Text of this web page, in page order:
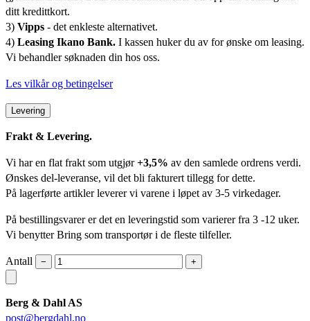
ditt kredittkort.
3) Vipps - det enkleste alternativet.
4) Leasing Ikano Bank. I kassen huker du av for ønske om leasing.
Vi behandler søknaden din hos oss.
Les vilkår og betingelser
Levering
Frakt & Levering.
Vi har en flat frakt som utgjør+3,5% av den samlede ordrens verdi.
Ønskes del-leveranse, vil det bli fakturert tillegg for dette.
På lagerførte artikler leverer vi varene i løpet av 3-5 virkedager.
På bestillingsvarer er det en leveringstid som varierer fra 3 -12 uker.
Vi benytter Bring som transportør i de fleste tilfeller.
Antall − +
Berg & Dahl AS
post@bergdahl.no